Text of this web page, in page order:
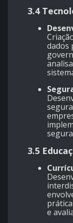
3.4
dados
3.5
e